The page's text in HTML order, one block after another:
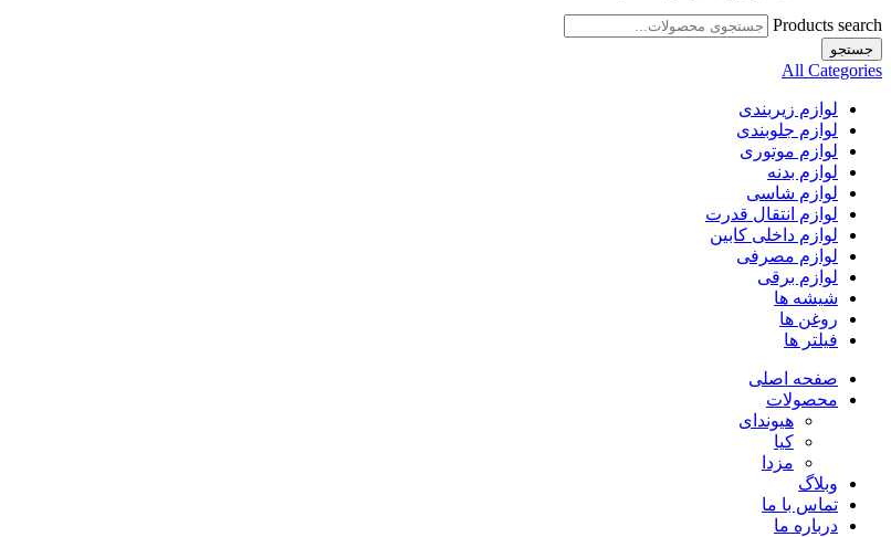
Products search
جستجو
All Categories
لوازم زیربندی
لوازم جلوبندی
لوازم موتوری
لوازم بدنه
لوازم شاسی
لوازم انتقال قدرت
لوازم داخلی کابین
لوازم مصرفی
لوازم برقی
شیشه ها
روغن ها
فیلتر ها
صفحه اصلی
محصولات
هیوندای
کیا
مزدا
وبلاگ
تماس با ما
درباره ما